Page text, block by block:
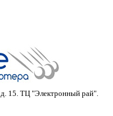
д. 15. ТЦ "Электронный рай".